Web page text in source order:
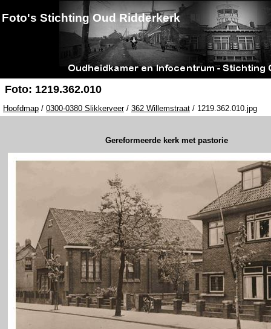
Foto's Stichting Oud Ridderkerk
Foto: 1219.362.010
Hoofdmap / 0300-0380 Slikkerveer/ 362 Willemstraat / 1219.362.010.jpg
Gereformeerde kerk met pastorie